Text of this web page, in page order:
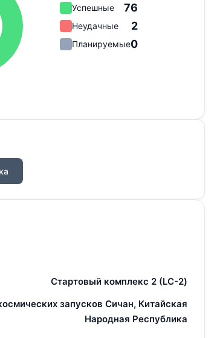
Успешные 76
Неудачные 2
Планируемые0
Стартовый комплекс 2 (LC-2)
запусков Сичан, Китайская
Народная Республика